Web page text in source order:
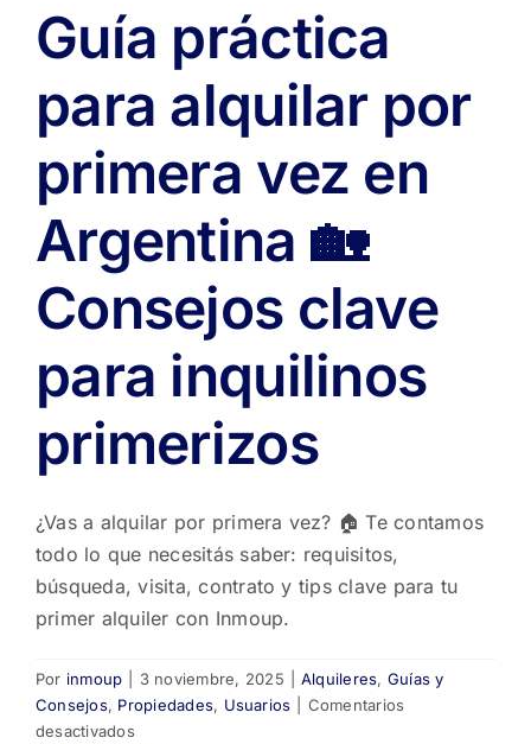
Guía práctica
para alquilar por
primera vez en
Argentina 🏡
Consejos clave
para inquilinos
primerizos
¿Vas a alquilar por primera vez? 🏠 Te contamos
todo lo que necesitás saber: requisitos,
búsqueda, visita, contrato y tips clave para tu
primer alquiler con Inmoup.
Por inmoup 3 noviembre, 2025 Alquileres, Guías y
Consejos, Propiedades, Usuarios
Comentarios
desactivadosen